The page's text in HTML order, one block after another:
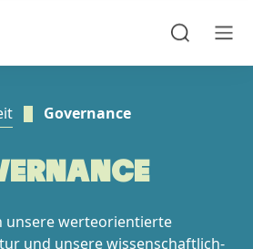
Governance
unsere werteorientierte
und unsere wissenschaftlich-